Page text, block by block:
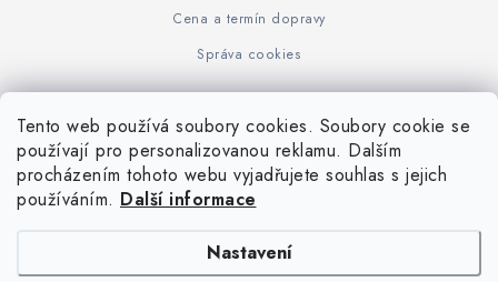
Tento web používá soubory cookies. Soubory cookie se
používají pro personalizovanou reklamu. Dalším
procházením tohoto webu vyjadřujete souhlas s jejich
používáním. Další informace
Nastavení
Cena a termín dopravy
Správa cookies
www.KOVOJUHASZ.cz Výrobce STIHL STIHL Timbersport